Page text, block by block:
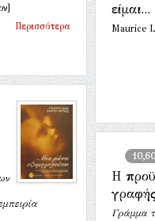
είμαι...
Maurice
Περισσότερα
Η
γραφής
Γράμμα